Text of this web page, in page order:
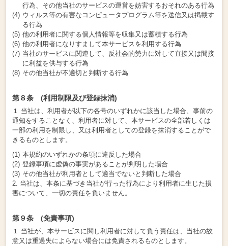
行為、その他当社のサービスの運営を妨害するおそれのある行為
ウィルス等の有害なコンピュータプログラム等を送信又は掲載す
る行為
他の利用者に関する個人情報等を収集又は蓄積する行為
他の利用者になりすまして本サービスを利用する行為
当社のサービスに関連して、反社会的勢力に対して直接又は間接
に利益を供与する行為
その他当社が不適切と判断する行為
第８条 (利用制限及び登録抹消)
１ 当社は、利用者が以下の各号のいずれかに該当した場合、事前の
通知をすることなく、利用者に対して、本サービスの全部若しくは
一部の利用を制限し、又は利用者としての登録を抹消することがで
きるものとします。
本規約のいずれかの条項に違反した場合
登録事項に虚偽の事実があることが判明した場合
その他当社が利用者として適当でないと判断した場合
2. 当社は、本条に基づき当社が行った行為により利用者に生じた損
害について、一切の責任を負いません。
第９条 (免責事項)
１ 当社が、本サービスに関し利用者に対して負う責任は、当社の故
意又は重過失によらない場合には免責されるものとします。